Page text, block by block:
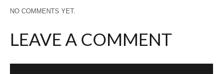
NO COMMENTS YET.
LEAVE A COMMENT